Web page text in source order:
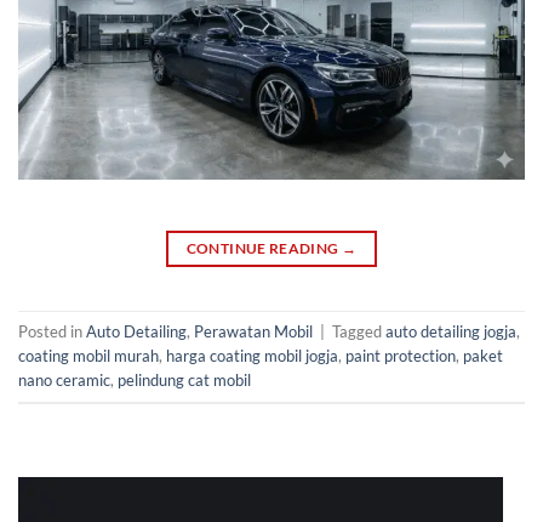
CONTINUE READING →
Posted inAuto Detailing, Perawatan Mobil Taggedauto detailing jogja,
coating mobil murah, harga coating mobil jogja, paint protection, paket
nano ceramic, pelindung cat mobil